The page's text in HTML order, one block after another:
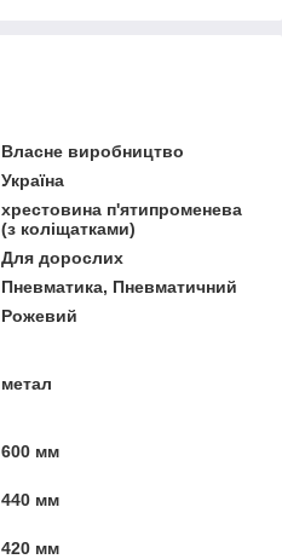
Власне виробництво
Україна
хрестовина п'ятипроменева
(з коліщатками)
Для дорослих
Пневматика, Пневматичний
Рожевий
метал
600 мм
440 мм
420 мм